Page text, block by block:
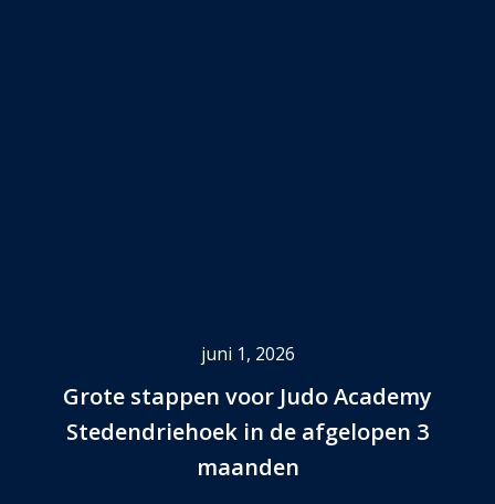
juni 1, 2026
Grote stappen voor Judo Academy
Stedendriehoek in de afgelopen 3
maanden